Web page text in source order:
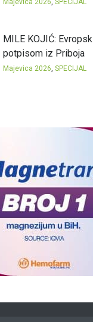
Majevica 2026, SPECIJAL
MILE KOJIĆ:
potpisom iz Priboja
Majevica 2026, SPECIJAL